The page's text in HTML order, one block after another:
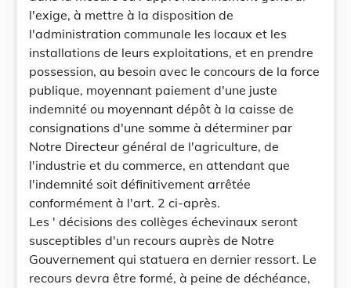
l'exige, à mettre à la disposition de
l'administration communale les locaux et les
installations de leurs exploitations, et en prendre
possession, au besoin avec le concours de la force
publique, moyennant paiement d'une juste
indemnité ou moyennant dépôt à la caisse de
consignations d'une somme à déterminer par
Notre Directeur général de l'agriculture, de
l'industrie et du commerce, en attendant que
l'indemnité soit définitivement arrêtée
conformément à l'art. 2 ci-après.
Les ' décisions des collèges échevinaux seront
susceptibles d'un recours auprès de Notre
Gouvernement qui statuera en dernier ressort. Le
recours devra être formé, à peine de déchéance,